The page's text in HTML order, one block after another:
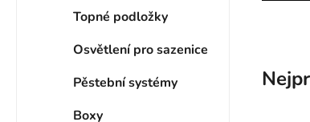
Topné podložky
Osvětlení pro sazenice
Pěstební systémy
Boxy